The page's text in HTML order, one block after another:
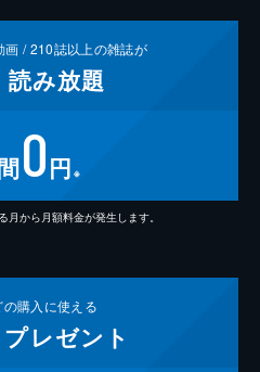
画 /210誌以上の雑誌が
読み放題
0円 ※
から月額料金が発生します。
の購入に使える
プレゼント